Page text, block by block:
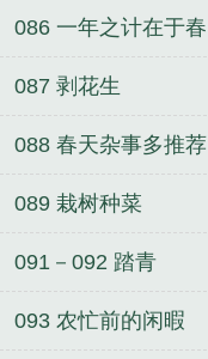
086 一年之计在于春
087 剥花生
088 春天杂事多推荐
089 栽树种菜
091－092 踏青
093 农忙前的闲暇